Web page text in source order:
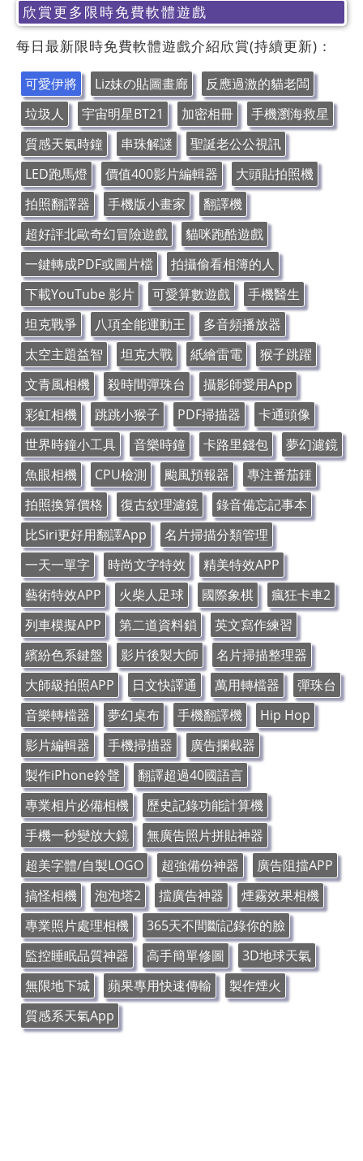
欣賞更多限時免費軟體遊戲
每日最新限時免費軟體遊戲介紹欣賞(持續更新)：
可愛伊將 Liz妹の貼圖畫廊
反應過激的貓老闆
垃圾人
宇宙明星BT21 加密相冊
手機瀏海救星
質感天氣時鐘
串珠解謎
聖誕老公公視訊
LED跑馬燈
價值400影片編輯器
大頭貼拍照機
拍照翻譯器
手機版小畫家
翻譯機
超好評北歐奇幻冒險遊戲
貓咪跑酷遊戲
一鍵轉成PDF或圖片檔
拍攝偷看相簿的人
下載YouTube 影片
可愛算數遊戲
手機醫生
坦克戰爭
八項全能運動王
多音頻播放器
太空主題益智
坦克大戰 紙繪雷電
猴子跳躍
文青風相機
殺時間彈珠台
攝影師愛用App
彩虹相機
跳跳小猴子 PDF掃描器
卡通頭像
世界時鐘小工具
音樂時鐘 卡路里錢包
夢幻濾鏡
魚眼相機
CPU檢測 颱風預報器
專注番茄鍾
拍照換算價格
復古紋理濾鏡
錄音備忘記事本
比Siri更好用翻譯App
名片掃描分類管理
一天一單字
時尚文字特效
精美特效APP
藝術特效APP
火柴人足球 國際象棋
瘋狂卡車2
列車模擬APP
第二道資料鎖
英文寫作練習
繽紛色系鍵盤
影片後製大師
名片掃描整理器
大師級拍照APP
日文快譯通 萬用轉檔器
彈珠台
音樂轉檔器
夢幻桌布 手機翻譯機
Hip Hop
影片編輯器
手機掃描器
廣告攔截器
製作iPhone鈴聲
翻譯超過40國語言
專業相片必備相機
歷史記錄功能計算機
手機一秒變放大鏡
無廣告照片拼貼神器
超美字體/自製LOGO
超強備份神器
廣告阻擋APP
搞怪相機
泡泡塔2 擋廣告神器
煙霧效果相機
專業照片處理相機
365天不間斷記錄你的臉
監控睡眠品質神器
高手簡單修圖
3D地球天氣
無限地下城
蘋果專用快速傳輸
製作煙火
質感系天氣App